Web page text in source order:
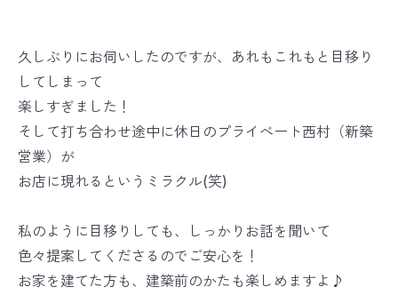
久しぶりにお伺いしたのですが、あれもこれもと目移り
してしまって
楽しすぎました！
そして打ち合わせ途中に休日のプライべート西村（新築
営業）が
お店に現れるというミラクル(笑)
私のように目移りしても、しっかりお話を聞いて
色々提案してくださるのでご安心を！
お家を建てた方も、建築前のかたも楽しめますよ♪